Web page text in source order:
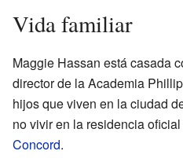
Vida familiar
Maggie Hassan está casada
director de la Academia
hijos que viven en la ciudad
no vivir en la residencia
Concord.